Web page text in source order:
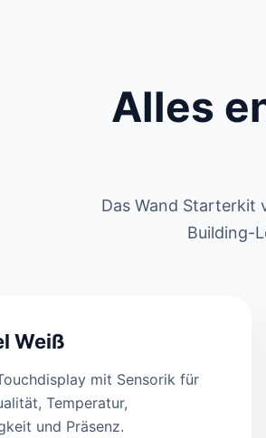
Alles
Das Wand Starterkit
Building-
Weiß
mit Sensorik für
Temperatur,
und Präsenz.